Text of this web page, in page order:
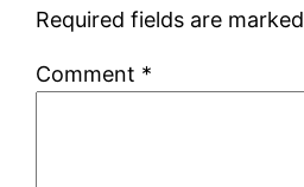
Required fields are marked
Comment *